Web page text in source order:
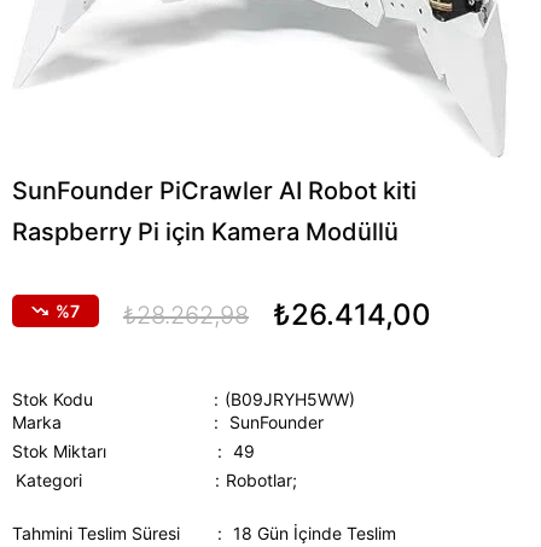
SunFounder PiCrawler AI Robot kiti
Raspberry Pi için Kamera Modüllü
7 ₺28.262,98 ₺26.414,00
Stok Kodu
(B09JRYH5WW)
Marka
:
SunFounder
Stok Miktarı
: 49
Kategori
Robotlar;
Tahmini Teslim Süresi : 18 Gün İçinde Teslim